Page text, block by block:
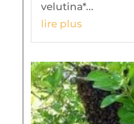
velutina*...
lire plus